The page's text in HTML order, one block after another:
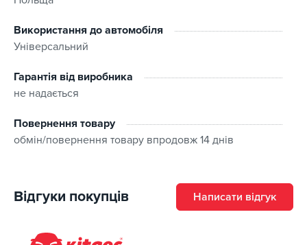
Використання до автомобіля
Універсальний
Гарантія від виробника
не надається
Повернення товару
обмін/повернення товару впродовж 14 днів
Відгуки покупців Написати відгук